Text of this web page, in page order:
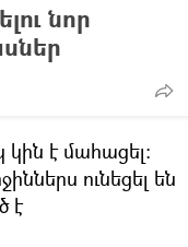
նոր
է մահացել։
ունեցել են
է